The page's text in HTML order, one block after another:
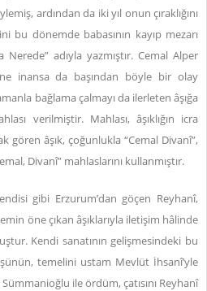
ardından da iki yıl onun çıraklığını
bu dönemde babasının kayıp mezarı
adıyla yazmıştır. Cemal Alper
inansa da başından böyle bir olay
bağlama çalmayı da ilerleten âşığa
verilmiştir. Mahlası, âşıklığın icra
gören âşık, çoğunlukla “Cemal Divanî”,
Divanî” mahlaslarını kullanmıştır.
gibi Erzurum’dan göçen Reyhanî,
öne çıkan âşıklarıyla iletişim hâlinde
Kendi sanatının gelişmesindeki bu
temelini ustam Mevlüt İhsanî’yle
ile ördüm, çatısını Reyhanî